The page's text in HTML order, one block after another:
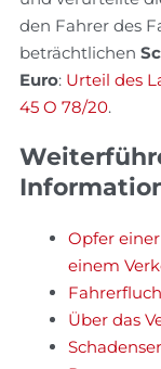
den Fahrer des
beträchtlichen
Euro: Urteil des
45 O 78/20.
Opfer
einem
Über das